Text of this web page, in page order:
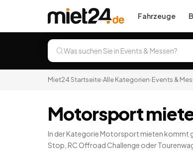
Fahrzeuge
Miet24 Startseite›Alle Kategorien›Events &
Motorsport
In der Kategorie Motorsport mieten kommt
Stop, RC Offroad Challenge oder